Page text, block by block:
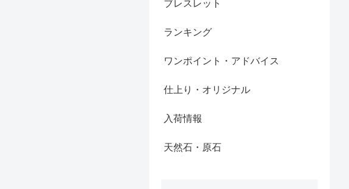
ブレスレット
ランキング
ワンポイント・アドバイス
仕上り・オリジナル
入荷情報
天然石・原石